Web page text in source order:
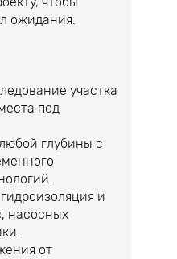
ожидания.
участка
под
глубины с
и
насосных
от